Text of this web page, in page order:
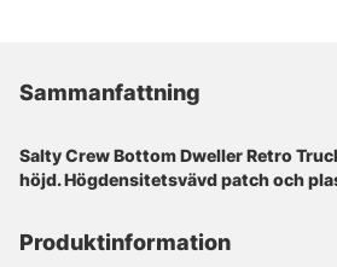
Sammanfattning
Salty Crew Bottom Dweller Retro
höjd. Högdensitetsvävd patch och
Produktinformation